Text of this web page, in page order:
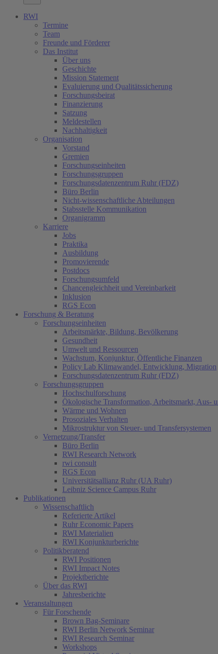
RWI
Termine
Team
Freunde und Förderer
Das Institut
Über uns
Geschichte
Mission Statement
Evaluierung und Qualitätssicherung
Forschungsbeirat
Finanzierung
Satzung
Meldestellen
Nachhaltigkeit
Organisation
Vorstand
Gremien
Forschungseinheiten
Forschungsgruppen
Forschungsdatenzentrum Ruhr (FDZ)
Büro Berlin
Nicht-wissenschaftliche Abteilungen
Stabsstelle Kommunikation
Organigramm
Karriere
Jobs
Praktika
Ausbildung
Promovierende
Postdocs
Forschungsumfeld
Chancengleichheit und Vereinbarkeit
Inklusion
RGS Econ
Forschung & Beratung
Forschungseinheiten
Arbeitsmärkte, Bildung, Bevölkerung
Gesundheit
Umwelt und Ressourcen
Wachstum, Konjunktur, Öffentliche Finanzen
Policy Lab Klimawandel, Entwicklung, Migration
Forschungsdatenzentrum Ruhr (FDZ)
Forschungsgruppen
Hochschulforschung
Ökologische Transformation, Arbeitsmarkt, Aus-
Wärme und Wohnen
Prosoziales Verhalten
Mikrostruktur von Steuer- und Transfersystemen
Vernetzung/Transfer
Büro Berlin
RWI Research Network
rwi consult
RGS Econ
Universitätsallianz Ruhr (UA Ruhr)
Leibniz Science Campus Ruhr
Publikationen
Wissenschaftlich
Referierte Artikel
Ruhr Economic Papers
RWI Materialien
RWI Konjunkturberichte
Politikberatend
RWI Positionen
RWI Impact Notes
Projektberichte
Über das RWI
Jahresberichte
Veranstaltungen
Für Forschende
Brown Bag-Seminare
RWI Berlin Network Seminar
RWI Research Seminar
Workshops